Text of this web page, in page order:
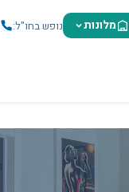
מלונות נופש בחו"ל